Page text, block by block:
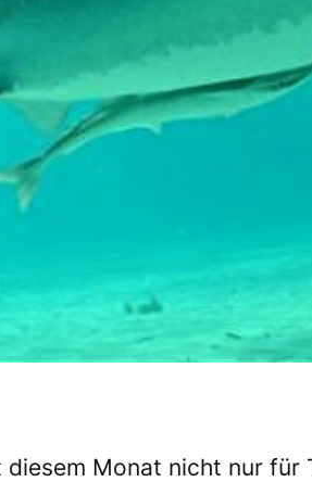
diesem Monat nicht nur für